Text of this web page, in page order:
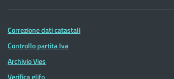
Correzione dati catastali
Controllo partita Iva
Archivio Vies
Verifica glifo